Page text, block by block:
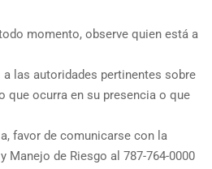
momento, observe quien está a
las autoridades pertinentes sobre
que ocurra en su presencia o que
favor de comunicarse con la
Manejo de Riesgo al 787-764-0000